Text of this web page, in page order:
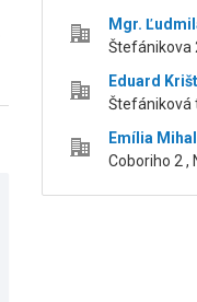
Mgr.
Štefánikova
Eduard
Štefániková
Emília
Coboriho 2 ,